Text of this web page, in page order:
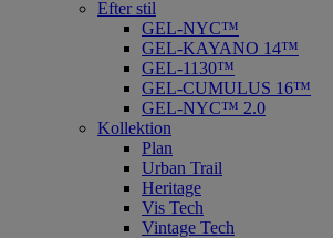
Efter stil
GEL-NYC™
GEL-KAYANO 14™
GEL-1130™
GEL-CUMULUS 16™
GEL-NYC™ 2.0
Kollektion
Plan
Urban Trail
Heritage
Vis Tech
Vintage Tech